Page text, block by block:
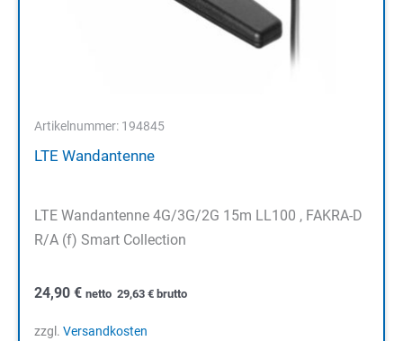
Artikelnummer: 194845
LTE Wandantenne
LTE Wandantenne 4G/3G/2G 15m LL100 , FAKRA-D
R/A (f) Smart Collection
24,90 € netto 29,63 € brutto
zzgl. Versandkosten